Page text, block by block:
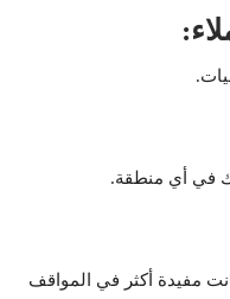
:
في أي منطقة.
مفيدة أكثر في المواقف